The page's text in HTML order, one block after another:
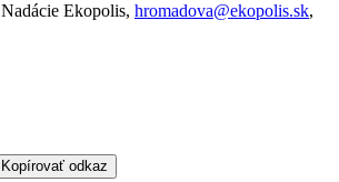
Ekopolis, hromadova@ekopolis.sk,
Kopírovať odkaz